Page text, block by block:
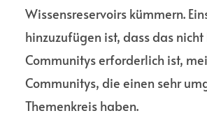
Wissens­reservoirs kümmern.
hinzu­zufügen ist, dass das
Commu­nitys erfor­derlich ist,
Commu­nitys, die einen sehr
Themen­kreis haben.